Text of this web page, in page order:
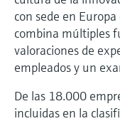
con sede en
combina múltiples
valoraciones de
empleados y un
De las 18.000
incluidas en la